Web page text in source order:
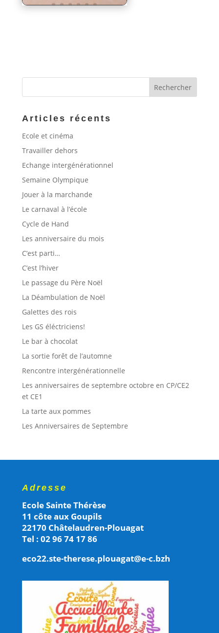
Articles récents
Ecole et cinéma
Travailler dehors
Echange intergénérationnel
Semaine Olympique
Jouer à la marchande
Le carnaval à l’école
Cycle de Hand
Les anniversaire du mois
C’est parti…
C’est l’hiver
Le passage du Père Noël
La Déambulation de Noël
Galettes des rois
Les GS éléctriciens!
Le bar à chocolat
La sortie forêt de l’automne
Rencontre intergénérationnelle
Les anniversaires de septembre octobre en CP/CE2
et CE1
La tarte aux pommes
Les Anniversaires de Septembre
Adresse
Ecole Sainte Thérèse
11 côte aux Goupils
22170 Châtelaudren-Plouagat
Tel : 02 96 74 17 86
eco22.ste-therese.plouagat@e-c.bzh